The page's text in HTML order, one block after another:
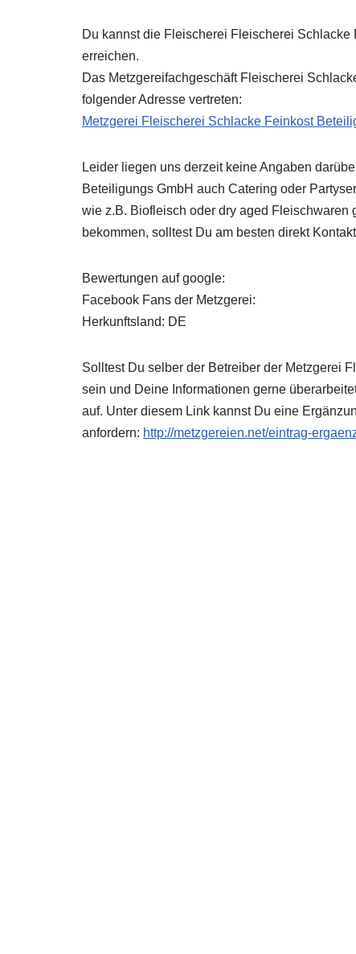
Du kannst die Fleischerei Fleischerei
erreichen.
Das Metzgereifachgeschäft Fleischerei
folgender Adresse vertreten:
Metzgerei Fleischerei Schlacke Feinkost
Leider liegen uns derzeit keine Angaben
Beteiligungs GmbH auch Catering oder
wie z.B. Biofleisch oder dry aged Fleischwaren
bekommen, solltest Du am besten direkt
Bewertungen auf google:
Facebook Fans der Metzgerei:
Herkunftsland: DE
Solltest Du selber der Betreiber der Metzgerei
sein und Deine Informationen gerne
auf. Unter diesem Link kannst Du eine
anfordern: http://metzgereien.net/eintrag-